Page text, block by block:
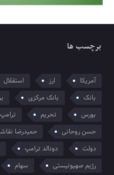
برچسب ها
آمریکا ارز استقلال
بانک
بانک مرکزی
بورس
تحریم ترامپ
حسن روحانی
حمیدرضا
دولت
دونالد ترامپ
رژیم صهیونیستی
سهام